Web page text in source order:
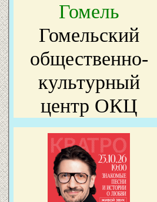
Гомель
Гомельский
общественно-
культурный
центр ОКЦ